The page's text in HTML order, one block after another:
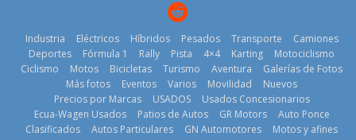
BMW, Toyota,
La Vuelta al
Ecuador 2026,
edición 47ª,
¿Qué puede
pasar con tu
Industria Eléctricos Híbridos Pesados Transporte
Camiones
Deportes
Fórmula 1 Rally Pista 4×4 Karting
Motociclismo
Ciclismo
Motos Bicicletas Turismo Aventura
Galerías de Fotos
Más fotos
Eventos Varios Movilidad
Nuevos
Precios por Marcas
USADOS
Usados Concesionarios
Ecua-Wagen Usados
Patios de Autos GR Motors
Auto Ponce
Clasificados
Autos Particulares GN Automotores
Motos y afines